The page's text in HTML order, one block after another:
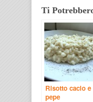
Ti
Risotto cacio e
pepe